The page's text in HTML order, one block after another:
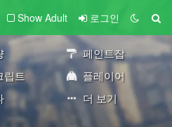
Show Adult 로그인
페인트잡
립트
플레이어
더 보기